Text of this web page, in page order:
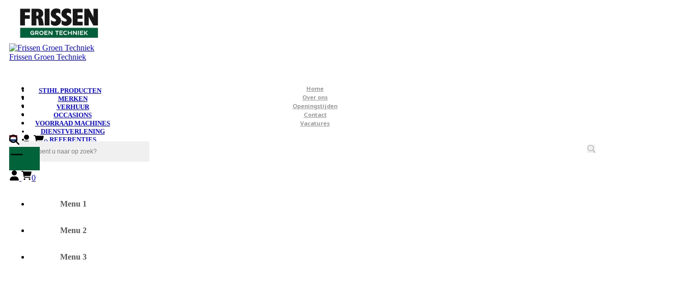
Frissen Groen Techniek
Home
Over ons
Openingstijden
Contact
Vacatures
STIHL PRODUCTEN
MERKEN
VERHUUR
OCCASIONS
VOORRAAD MACHINES
DIENSTVERLENING
REFERENTIES
0
0
Menu 1
Menu 2
Menu 3